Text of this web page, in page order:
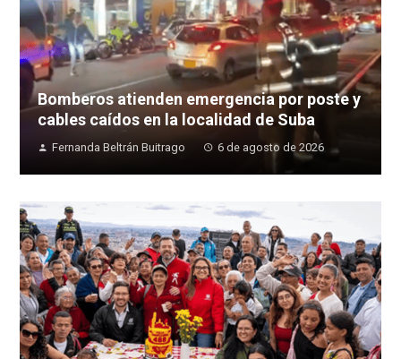
Bomberos atienden emergencia por poste y
cables caídos en la localidad de Suba
Fernanda Beltrán Buitrago 6 de agosto de 2026